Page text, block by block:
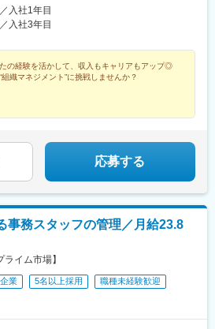
全社員が一同に集まる年末一泊研修会や事
っております。また、フットサル、テニ
北九州市、久留米市）※受動喫煙対策：受動
入社1年目
入社3年目
の経験を活かして、収入もキャリアもアップ◎
組織マネジメント”に挑戦しませんか？
応募する
事務スタッフの管理／月給23.8
イム市場】
企業 5名以上採用
職種未経験歓迎